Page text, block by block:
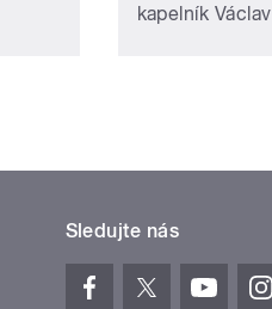
kapelník
Sledujte nás